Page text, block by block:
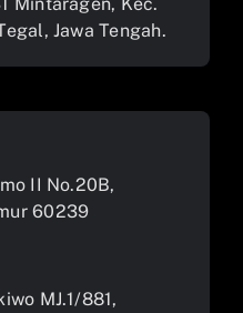
Jawa Tengah.
II No.20B,
60239
MJ.1/881,